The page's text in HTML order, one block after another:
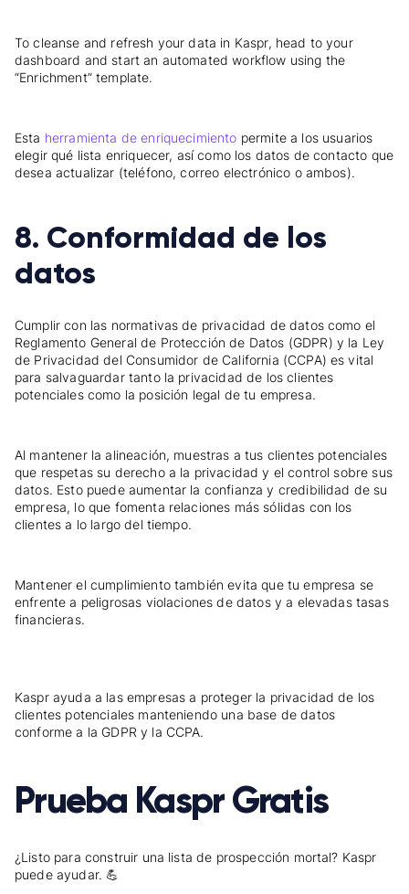
To cleanse and refresh your data in Kaspr, head to your
dashboard and start an automated workflow using the
“Enrichment” template.
Esta herramienta de enriquecimiento permite a los usuarios
elegir qué lista enriquecer, así como los datos de contacto que
desea actualizar (teléfono, correo electrónico o ambos).
8. Conformidad de los
datos
Cumplir con las normativas de privacidad de datos como el
Reglamento General de Protección de Datos (GDPR) y la Ley
de Privacidad del Consumidor de California (CCPA) es vital
para salvaguardar tanto la privacidad de los clientes
potenciales como la posición legal de tu empresa.
Al mantener la alineación, muestras a tus clientes potenciales
que respetas su derecho a la privacidad y el control sobre sus
datos. Esto puede aumentar la confianza y credibilidad de su
empresa, lo que fomenta relaciones más sólidas con los
clientes a lo largo del tiempo.
Mantener el cumplimiento también evita que tu empresa se
enfrente a peligrosas violaciones de datos y a elevadas tasas
financieras.
Kaspr ayuda a las empresas a proteger la privacidad de los
clientes potenciales manteniendo una base de datos
conforme a la GDPR y la CCPA.
Prueba Kaspr Gratis
¿Listo para construir una lista de prospección mortal? Kaspr
puede ayudar. 💪